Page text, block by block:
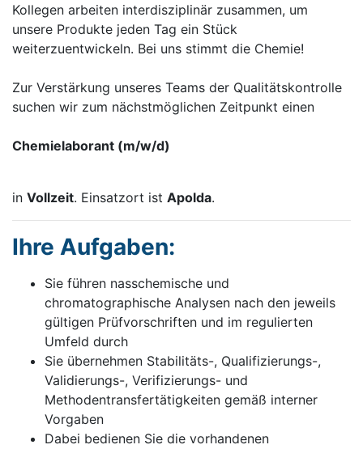
Kollegen arbeiten interdisziplinär zusammen, um
unsere Produkte jeden Tag ein Stück
weiterzuentwickeln. Bei uns stimmt die Chemie!
Zur Verstärkung unseres Teams der Qualitätskontrolle
suchen wir zum nächstmöglichen Zeitpunkt einen
Chemielaborant (m/w/d)
in Vollzeit. Einsatzort ist Apolda.
Ihre Aufgaben:
Sie führen nasschemische und
chromatographische Analysen nach den jeweils
gültigen Prüfvorschriften und im regulierten
Umfeld durch
Sie übernehmen Stabilitäts-, Qualifizierungs-,
Validierungs-, Verifizierungs- und
Methodentransfertätigkeiten gemäß interner
Vorgaben
Dabei bedienen Sie die vorhandenen